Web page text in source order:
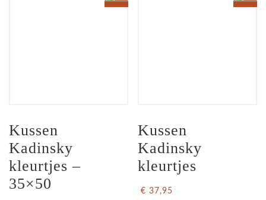
Kussen
Kadinsky
kleurtjes –
35×50
Kussen
Kadinsky
kleurtjes
€ 37,95